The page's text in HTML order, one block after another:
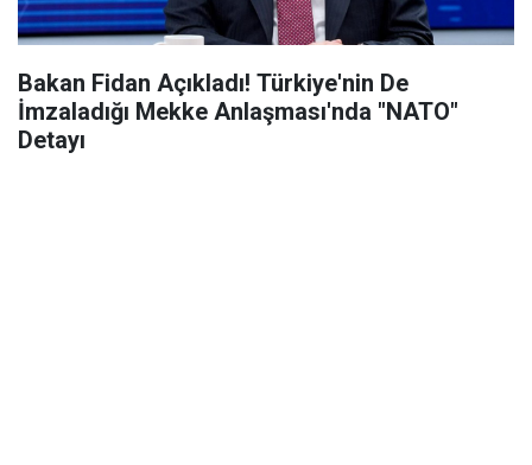
Bakan Fidan Açıkladı! Türkiye'nin De
İmzaladığı Mekke Anlaşması'nda "NATO"
Detayı